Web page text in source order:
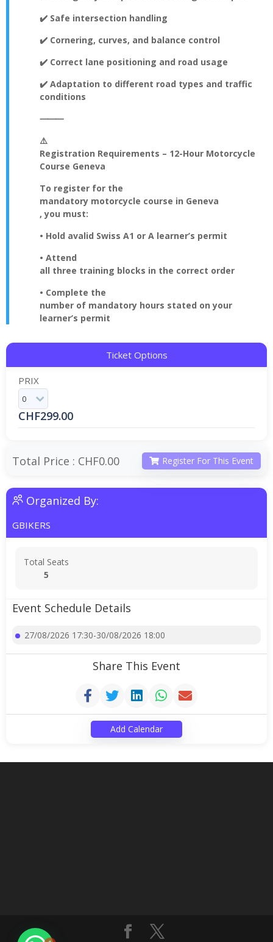
✔️ Safe intersection handling
✔️ Cornering, curves, and balance control
✔️ Correct lane positioning and road usage
✔️ Adaptation to different road types and traffic
conditions
⸻
⚠️
Registration Requirements – 12-Hour Motorcycle
Course Geneva
To register for the
mandatory motorcycle course in Geneva
, you must:
• Hold avalid Swiss A1 or A learner’s permit
• Attend
all three training blocks in the correct order
• Complete the
number of mandatory hours stated on your
learner’s permit
Ticket Options
PRIX
CHF299.00
Total Price : CHF0.00 Register For This Event
Organized By:
GBIKERS
Total Seats
5
Event Schedule Details
27/08/2026 17:30-30/08/2026 18:00
Share This Event
Add Calendar